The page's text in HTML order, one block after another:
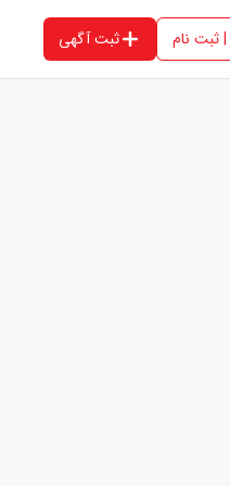
ثبت نام ثبت آگهی